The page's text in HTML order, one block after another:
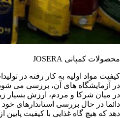
محصولات کمپانی JOSERA
کیفیت مواد اولیه به کار رفته در
در آزمایشگاه های آن، بررسی می
در میان شرکا و مردم، ارزش بسیار
دائما در حال بررسی استاندارهای
دهد که هیچ گاه غذایی با کیفیت پایین